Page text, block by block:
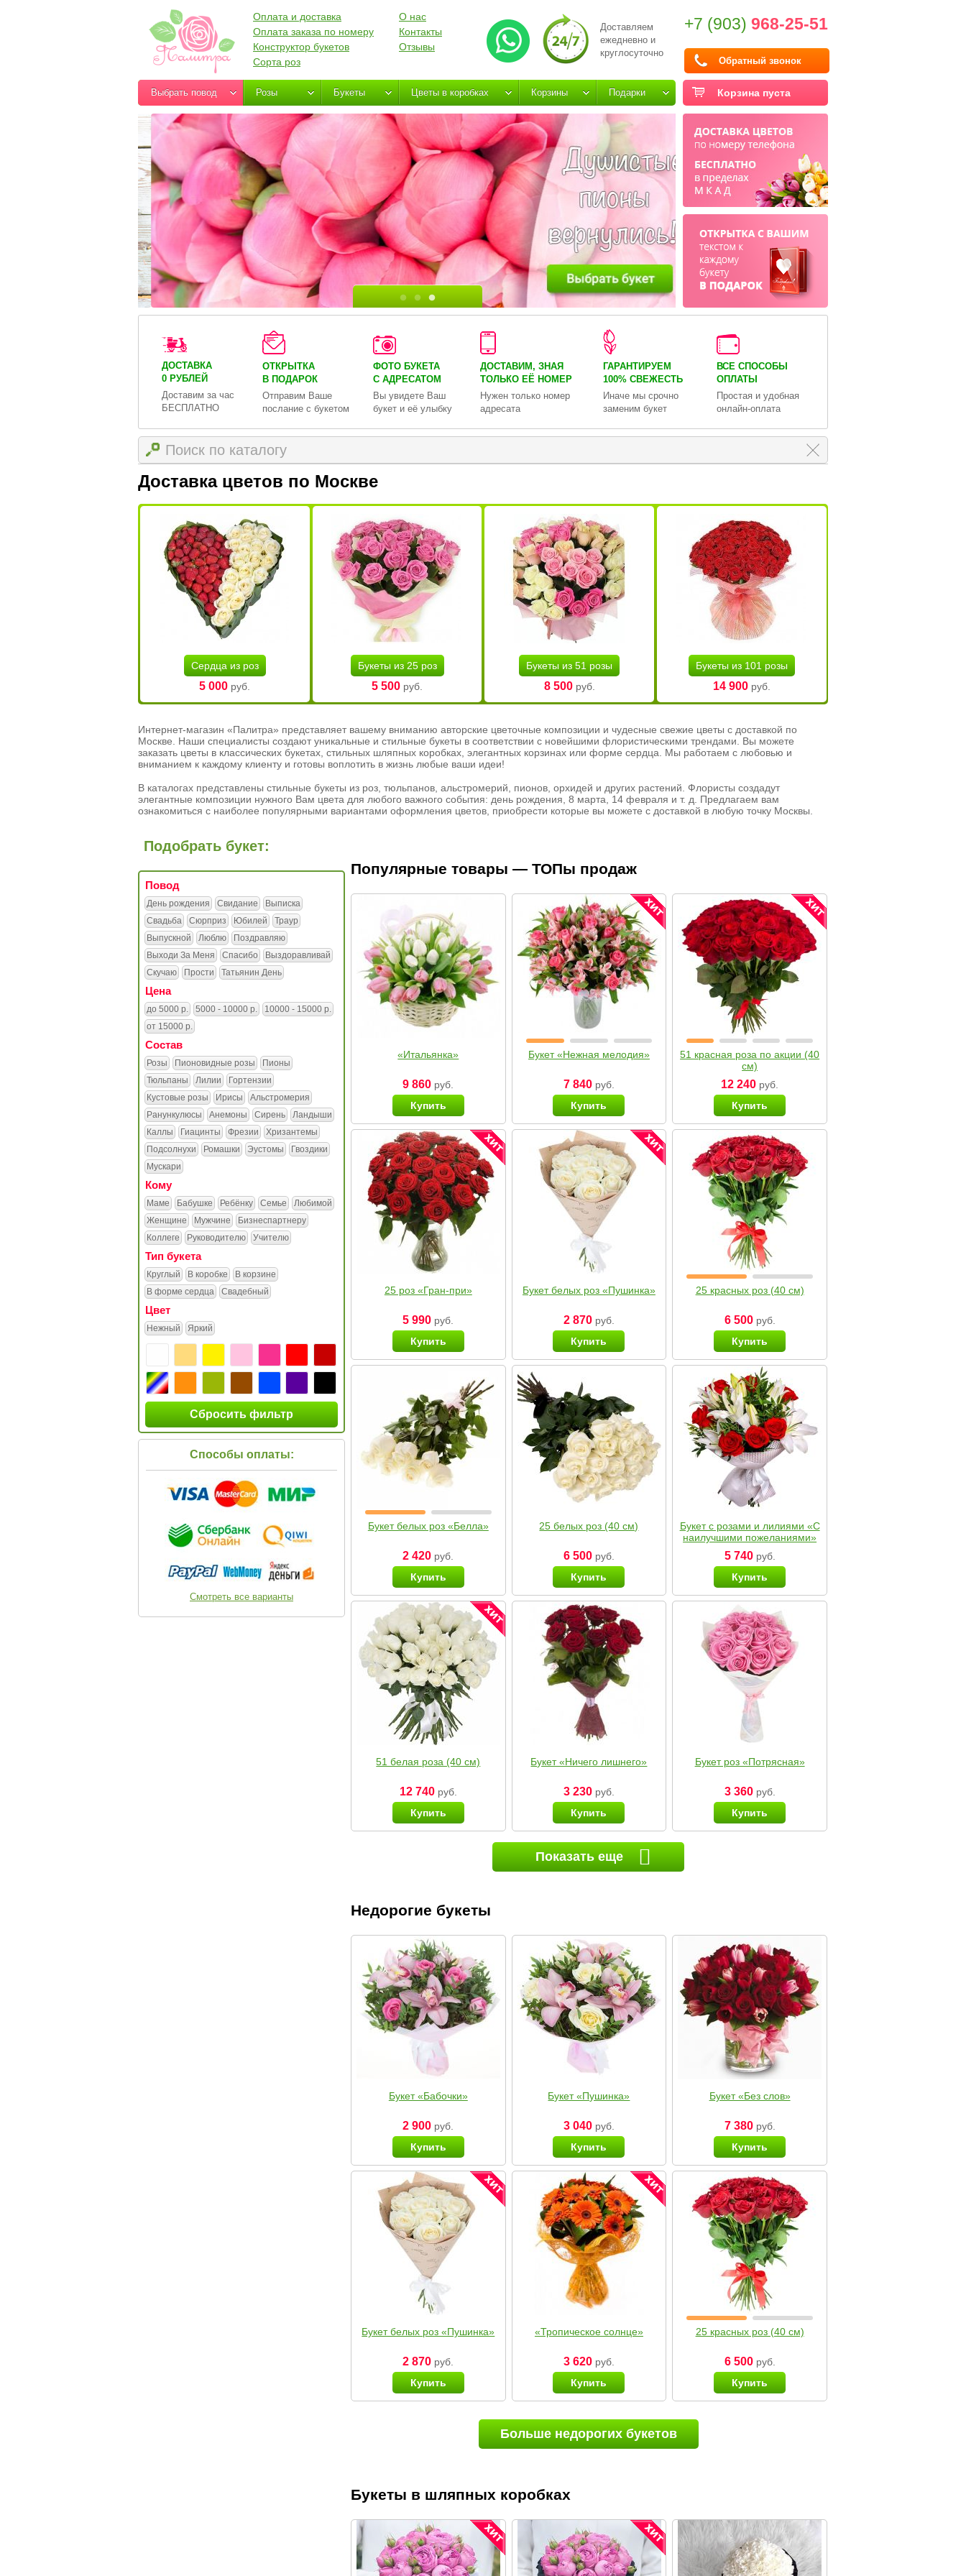
Доставляем
ежедневно и
круглосуточно
+7 (903) 968-25-51
Обратный звонок
Оплата и доставка
Оплата заказа по номеру
Конструктор букетов
Сорта роз
О нас
Контакты
Отзывы
Корзина пуста
Выбрать повод Розы Букеты Цветы в коробках Корзины Подарки
ДОСТАВКА
0 РУБЛЕЙ
Доставим за час
БЕСПЛАТНО
ОТКРЫТКА
В ПОДАРОК
Отправим Ваше
послание с букетом
ФОТО БУКЕТА
С АДРЕСАТОМ
Вы увидете Ваш
букет и её улыбку
ДОСТАВИМ, ЗНАЯ
ТОЛЬКО ЕЁ НОМЕР
Нужен только номер
адресата
ГАРАНТИРУЕМ
100% СВЕЖЕСТЬ
Иначе мы срочно
заменим букет
ВСЕ СПОСОБЫ
ОПЛАТЫ
Простая и удобная
онлайн-оплата
Доставка цветов по Москве
Сердца из роз
5 000 руб.
Букеты из 25 роз
5 500 руб.
Букеты из 51 розы
8 500руб.
Букеты из 101 розы
14 900руб.
Интернет-магазин «Палитра» представляет вашему вниманию авторские цветочные композиции и чудесные свежие цветы с доставкой по
Москве. Наши специалисты создают уникальные и стильные букеты в соответствии с новейшими флористическими трендами. Вы можете
заказать цветы в классических букетах, стильных шляпных коробках, элегантных корзинах или форме сердца. Мы работаем с любовью и
вниманием к каждому клиенту и готовы воплотить в жизнь любые ваши идеи!
В каталогах представлены стильные букеты из роз, тюльпанов, альстромерий, пионов, орхидей и других растений. Флористы создадут
элегантные композиции нужного Вам цвета для любого важного события: день рождения, 8 марта, 14 февраля и т. д. Предлагаем вам
ознакомиться с наиболее популярными вариантами оформления цветов, приобрести которые вы можете с доставкой в любую точку Москвы.
Подобрать букет:
Повод
День рождения Свидание
Выписка
Свадьба
Сюрприз Юбилей
Траур
Выпускной
Люблю
Поздравляю
Выходи За Меня
Спасибо
Выздоравливай
Скучаю
Прости Татьянин День
Цена
до 5000 р. 5000 - 10000 р.
10000 - 15000 р.
от 15000 р.
Состав
Розы Пионовидные розы
Пионы
Тюльпаны
Лилии
Гортензии
Кустовые розы
Ирисы
Альстромерия
Ранункулюсы
Анемоны Сирень
Ландыши
Каллы
Гиацинты Фрезии
Хризантемы
Подсолнухи
Ромашки Эустомы
Гвоздики
Мускари
Кому
Маме Бабушке Ребёнку Семье
Любимой
Женщине
Мужчине
Бизнеспартнеру
Коллеге
Руководителю Учителю
Тип букета
Круглый В коробке
В корзине
В форме сердца
Свадебный
Цвет
Нежный Яркий
Сбросить фильтр
Способы оплаты:
Смотреть все варианты
Популярные товары — ТОПы продаж
«Итальянка»
9 860 руб.
Купить
Букет «Нежная мелодия»
7 840руб.
Купить
51 красная роза по акции (40
см)
12 240 руб.
Купить
25 роз «Гран-при»
5 990 руб.
Купить
Букет белых роз «Пушинка»
2 870руб.
Купить
25 красных роз (40 см)
6 500руб.
Купить
Букет белых роз «Белла»
2 420 руб.
Купить
25 белых роз (40 см)
6 500руб.
Купить
Букет с розами и лилиями «С
наилучшими пожеланиями»
5 740руб.
Купить
51 белая роза (40 см)
12 740руб.
Купить
Букет «Ничего лишнего»
3 230руб.
Купить
Букет роз «Потрясная»
3 360руб.
Купить
Показать еще
Недорогие букеты
Букет «Бабочки»
2 900 руб.
Купить
Букет «Пушинка»
3 040руб.
Купить
Букет «Без слов»
7 380руб.
Купить
Букет белых роз «Пушинка»
2 870 руб.
Купить
«Тропическое солнце»
3 620руб.
Купить
25 красных роз (40 см)
6 500руб.
Купить
Больше недорогих букетов
Букеты в шляпных коробках